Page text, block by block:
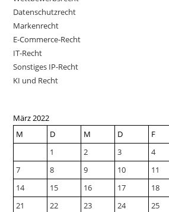
Datenschutzrecht
Markenrecht
E-Commerce-Recht
IT-Recht
Sonstiges IP-Recht
KI und Recht
März 2022
M
D M D F
1
2 3 4
7
8 9 10 11
14
15 16 17 18
21
22 23 24 25